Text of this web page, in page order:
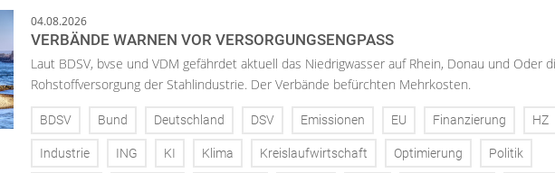
04.08.2026
VERBÄNDE WARNEN VOR VERSORGUNGSENGPASS
Laut BDSV, bvse und VDM gefährdet aktuell das Niedrigwasser auf Rhein, Donau und Oder
Rohstoffversorgung der Stahlindustrie. Der Verbände befürchten Mehrkosten.
BDSV Bund Deutschland DSV Emissionen EU Finanzierung HZ
Industrie ING KI Klima Kreislaufwirtschaft Optimierung Politik